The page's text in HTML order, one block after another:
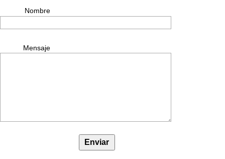
Nombre
Mensaje